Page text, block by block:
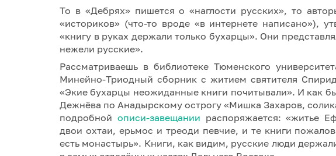
То в «Дебрях» пишется о «наглости русских», то
«историков» (что-то вроде «в интернете написано»),
«книгу в руках держали только бухарцы». Они
нежели русские».
Рассматриваешь в библиотеке Тюменского
Минейно-Триодный сборник с житием святителя
«Экие бухарцы неожиданные книги почитывали». И как
Дежнёва по Анадырскому острогу «Мишка Захаров,
подробной описи-завещании распоряжается: «житье
двои охтаи, ерьмос и треоди певчие, и те книги
есть монастырь». Книги, как видим, русские люди